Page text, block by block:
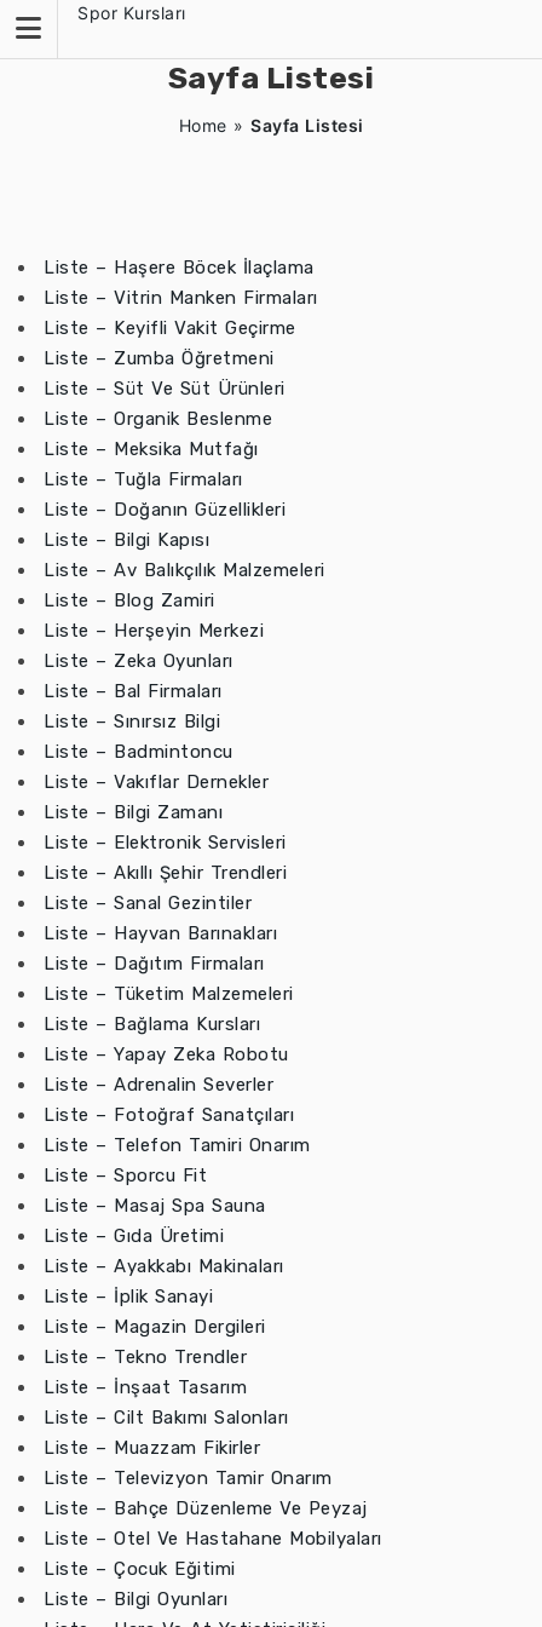
content
Spor Kursları
Sayfa Listesi
Home » Sayfa Listesi
Liste – Haşere Böcek İlaçlama
Liste – Vitrin Manken Firmaları
Liste – Keyifli Vakit Geçirme
Liste – Zumba Öğretmeni
Liste – Süt Ve Süt Ürünleri
Liste – Organik Beslenme
Liste – Meksika Mutfağı
Liste – Tuğla Firmaları
Liste – Doğanın Güzellikleri
Liste – Bilgi Kapısı
Liste – Av Balıkçılık Malzemeleri
Liste – Blog Zamiri
Liste – Herşeyin Merkezi
Liste – Zeka Oyunları
Liste – Bal Firmaları
Liste – Sınırsız Bilgi
Liste – Badmintoncu
Liste – Vakıflar Dernekler
Liste – Bilgi Zamanı
Liste – Elektronik Servisleri
Liste – Akıllı Şehir Trendleri
Liste – Sanal Gezintiler
Liste – Hayvan Barınakları
Liste – Dağıtım Firmaları
Liste – Tüketim Malzemeleri
Liste – Bağlama Kursları
Liste – Yapay Zeka Robotu
Liste – Adrenalin Severler
Liste – Fotoğraf Sanatçıları
Liste – Telefon Tamiri Onarım
Liste – Sporcu Fit
Liste – Masaj Spa Sauna
Liste – Gıda Üretimi
Liste – Ayakkabı Makinaları
Liste – İplik Sanayi
Liste – Magazin Dergileri
Liste – Tekno Trendler
Liste – İnşaat Tasarım
Liste – Cilt Bakımı Salonları
Liste – Muazzam Fikirler
Liste – Televizyon Tamir Onarım
Liste – Bahçe Düzenleme Ve Peyzaj
Liste – Otel Ve Hastahane Mobilyaları
Liste – Çocuk Eğitimi
Liste – Bilgi Oyunları